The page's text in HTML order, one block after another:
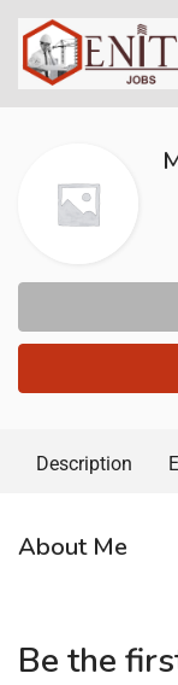
Description
About Me
Be the